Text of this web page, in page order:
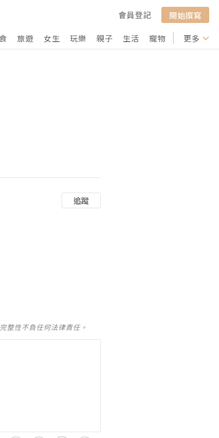
會員登記
開始撰寫
旅遊 女生 玩樂 親子 生活 寵物 行山 打卡
更多
追蹤
整性不負任何法律責任。